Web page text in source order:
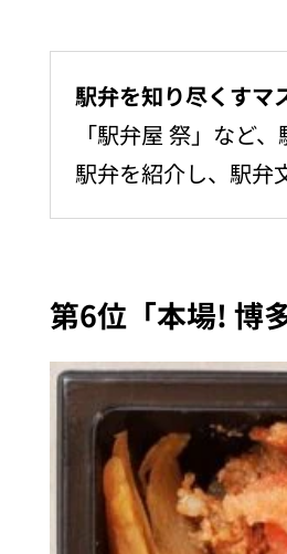
駅弁を知り尽くすマ
「駅弁屋 祭」など
駅弁を紹介し、駅弁
第6位「本場! 博